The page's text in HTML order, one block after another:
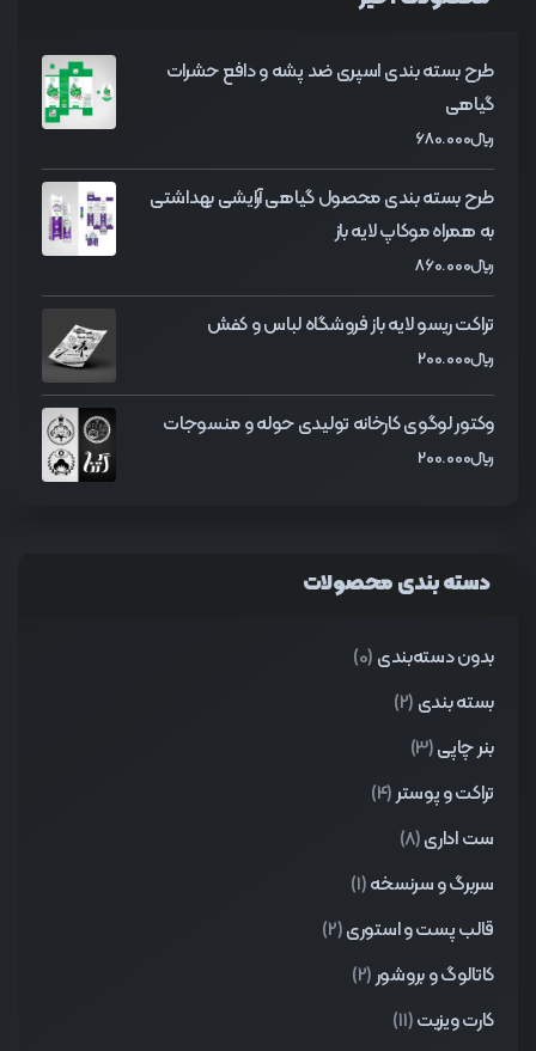
طرح بسته بندی اسپری ضد پشه و دافع حشرات
گیاهی
﷼680.000
طرح بسته بندی محصول گیاهی آرایشی بهداشتی
به همراه موکاپ لایه باز
﷼860.000
تراکت ریسو لایه باز فروشگاه لباس و کفش
﷼200.000
وکتور لوگوی کارخانه تولیدی حوله و منسوجات
﷼200.000
دسته بندی محصولات
بدون دسته‌بندی (0)
بسته بندی (2)
بنر چاپی(3)
تراکت و پوستر(4)
ست اداری(8)
سربرگ و سرنسخه(1)
قالب پست و استوری(2)
کاتالوگ و بروشور(2)
کارت ویزیت(11)